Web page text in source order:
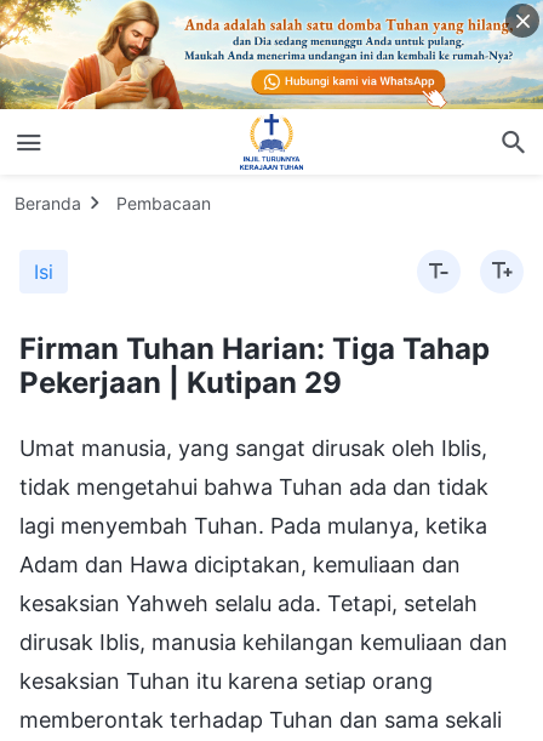
Beranda Pembacaan
Isi
Firman Tuhan Harian: Tiga Tahap
Pekerjaan | Kutipan 29
Umat manusia, yang sangat dirusak oleh Iblis,
tidak mengetahui bahwa Tuhan ada dan tidak
lagi menyembah Tuhan. Pada mulanya, ketika
Adam dan Hawa diciptakan, kemuliaan dan
kesaksian Yahweh selalu ada. Tetapi, setelah
dirusak Iblis, manusia kehilangan kemuliaan dan
kesaksian Tuhan itu karena setiap orang
memberontak terhadap Tuhan dan sama sekali